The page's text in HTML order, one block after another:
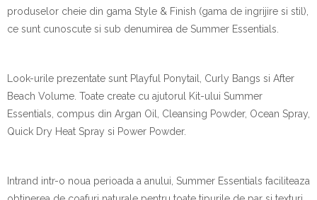
produselor cheie din gama Style & Finish (gama de ingrijire si stil),
ce sunt cunoscute si sub denumirea de Summer Essentials.
Look-urile prezentate sunt Playful Ponytail, Curly Bangs si After
Beach Volume. Toate create cu ajutorul Kit-ului Summer
Essentials, compus din Argan Oil, Cleansing Powder, Ocean Spray,
Quick Dry Heat Spray si Power Powder.
Intrand intr-o noua perioada a anului, Summer Essentials faciliteaza